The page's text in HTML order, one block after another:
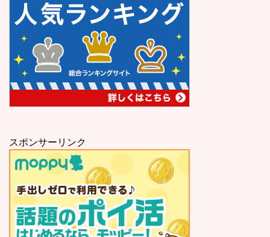
スポンサーリンク